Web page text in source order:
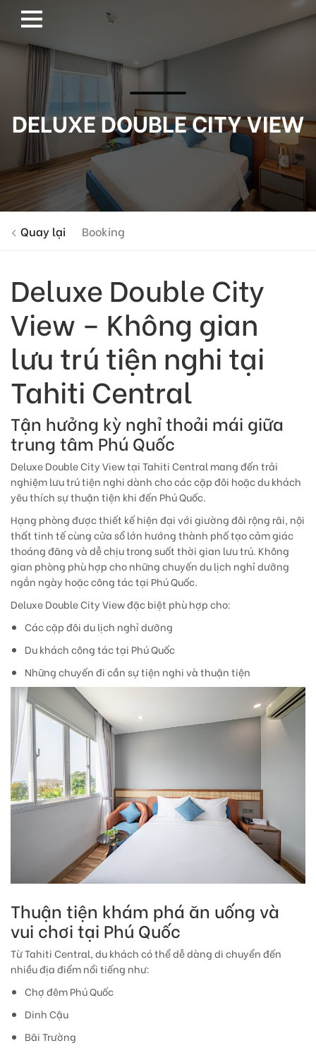
DELUXE DOUBLE CITY VIEW
Quay lại Booking
Deluxe Double City
View – Không gian
lưu trú tiện nghi tại
Tahiti Central
Tận hưởng kỳ nghỉ thoải mái giữa
trung tâm Phú Quốc
Deluxe Double City View tại Tahiti Central mang đến trải
nghiệm lưu trú tiện nghi dành cho các cặp đôi hoặc du khách
yêu thích sự thuận tiện khi đến Phú Quốc.
Hạng phòng được thiết kế hiện đại với giường đôi rộng rãi, nội
thất tinh tế cùng cửa sổ lớn hướng thành phố tạo cảm giác
thoáng đãng và dễ chịu trong suốt thời gian lưu trú. Không
gian phòng phù hợp cho những chuyến du lịch nghỉ dưỡng
ngắn ngày hoặc công tác tại Phú Quốc.
Deluxe Double City View đặc biệt phù hợp cho:
Các cặp đôi du lịch nghỉ dưỡng
Du khách công tác tại Phú Quốc
Những chuyến đi cần sự tiện nghi và thuận tiện
Thuận tiện khám phá ăn uống và
vui chơi tại Phú Quốc
Từ Tahiti Central, du khách có thể dễ dàng di chuyển đến
nhiều địa điểm nổi tiếng như:
Chợ đêm Phú Quốc
Dinh Cậu
Bãi Trường